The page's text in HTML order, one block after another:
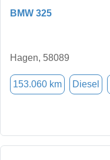
BMW 325
Hagen, 58089
153.060 km Diesel